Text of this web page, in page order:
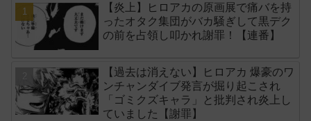
【炎上】ヒロアカの原画展で痛バを持
ったオタク集団がバカ騒ぎして黒デク
の前を占領し叩かれ謝罪！【連番】
【過去は消えない】ヒロアカ 爆豪のワ
ンチャンダイブ発言が掘り起こされ
「ゴミクズキャラ」と批判され炎上し
ていました【謝罪】